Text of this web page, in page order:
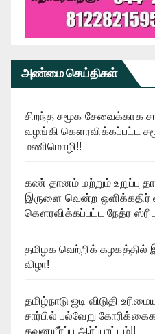
அண்மை செய்திகள்
சிறந்த சமூக சேவைக்காக
வழங்கி கௌரவிக்கப்பட்ட
மணிமொழி!!
கண் தானம் மற்றும் உறுப்பு
இருளை வென்ற ஒளிக்கதிர்
கௌரவிக்கப்பட்ட நேத்ர ஸ்ரீ
தமிழக வெற்றிக்
விழா!
தமிழ்நாடு ஐடி விடுதி
சார்பில் பல்வேறு
கவனயீர்ப்பு ஆர்ப்பாட்டம்!!